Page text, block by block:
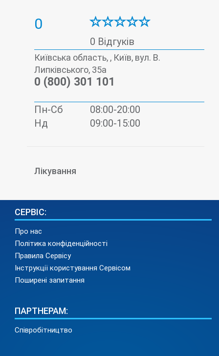
0
0 Відгуків
Київська область, , Київ, вул. В.
Липківського, 35а
0 (800) 301 101
Пн-Сб
08:00-20:00
Нд
09:00-15:00
Лікування
СЕРВІС:
Про нас
Політика конфіденційності
Правила Сервісу
Інструкції користування Сервісом
Поширені запитання
ПАРТНЕРАМ:
Співробітництво